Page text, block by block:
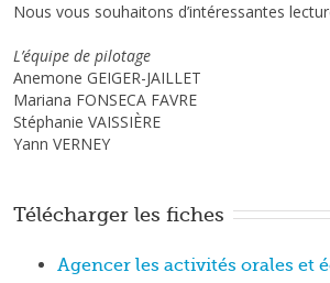
Nous vous souhaitons d’intéressantes
L’équipe de pilotage
Anemone GEIGER-JAILLET
Mariana FONSECA FAVRE
Stéphanie VAISSIÈRE
Yann VERNEY
Télécharger les fiches
Agencer les activités orales et